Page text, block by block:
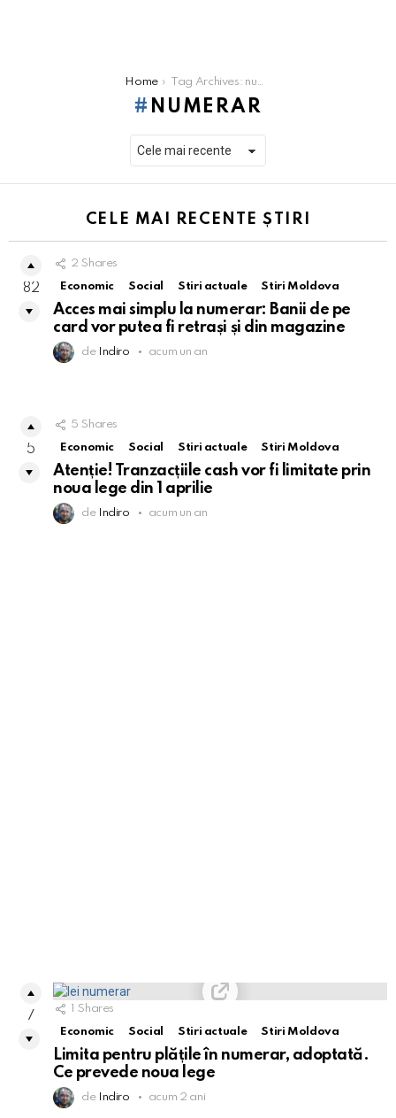
Home Tag Archives: numerar
NUMERAR
CELE MAI RECENTE ȘTIRI
2 Shares
Economic
Social Stiri actuale Stiri Moldova
Acces mai simplu la numerar: Banii de pe
card vor putea fi retrași și din magazine
de Indiro acum un an
82
5 Shares
Economic
Social Stiri actuale Stiri Moldova
Atenție! Tranzacțiile cash vor fi limitate prin
noua lege din 1 aprilie
de Indiro acum un an
5
1 Shares
Economic
Social Stiri actuale Stiri Moldova
Limita pentru plățile în numerar, adoptată.
Ce prevede noua lege
de Indiro acum 2 ani
7